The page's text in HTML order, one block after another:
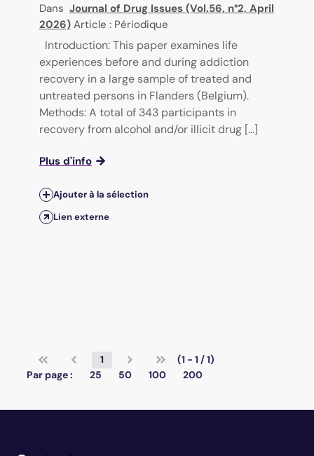
Dans Journal of Drug Issues (Vol.56, n°2, April
2026) Article : Périodique
Introduction: This paper examines life
experiences before and during addiction
recovery in a large sample of treated and
untreated persons in Flanders (Belgium).
Methods: A total of 343 participants in
recovery from alcohol and/or illicit drug [...]
Plus d'info
Ajouter à la sélection
Lien externe
1
(1 - 1 / 1)
Par page :
25 50 100 200